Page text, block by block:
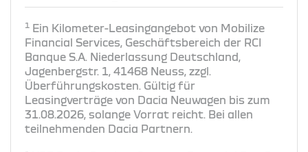
1 Ein Kilometer-Leasingangebot von Mobilize
Financial Services, Geschäftsbereich der RCI
Banque S.A. Niederlassung Deutschland,
Jagenbergstr. 1, 41468 Neuss, zzgl.
Überführungskosten. Gültig für
Leasingverträge von Dacia Neuwagen bis zum
31.08.2026, solange Vorrat reicht. Bei allen
teilnehmenden Dacia Partnern.